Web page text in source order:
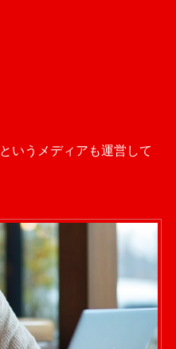
いうメディアも運営して